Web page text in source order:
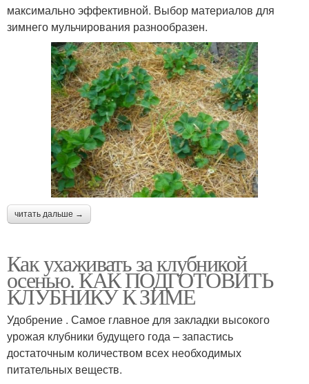
максимально эффективной. Выбор материалов для
зимнего мульчирования разнообразен.
читать дальше →
Как ухаживать за клубникой
осенью. КАК ПОДГОТОВИТЬ
КЛУБНИКУ К ЗИМЕ
Удобрение . Самое главное для закладки высокого
урожая клубники будущего года – запастись
достаточным количеством всех необходимых
питательных веществ.